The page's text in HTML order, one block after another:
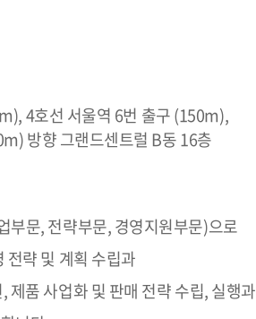
4호선 서울역 6번 출구 (150m),
방향 그랜드센트럴 B동 16층
부문, 전략부문, 경영지원부문)으로
전략 및 계획 수립과
제품 사업화 및 판매 전략 수립, 실행과